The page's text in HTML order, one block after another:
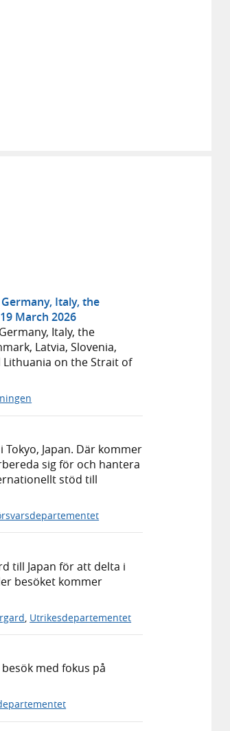
Italy, the
March 2026
Italy, the
Latvia, Slovenia,
Lithuania on the Strait of
Japan. Där kommer
sig för och hantera
stöd till
till Japan för att delta i
besöket kommer
Utrikesdepartementet
med fokus på